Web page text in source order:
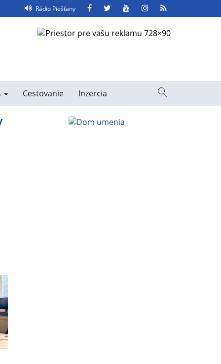
Rádio Piešťany FacebookTwitter YouTube Instagram
Feed
Cestovanie Inzercia
Vyhľadávanie